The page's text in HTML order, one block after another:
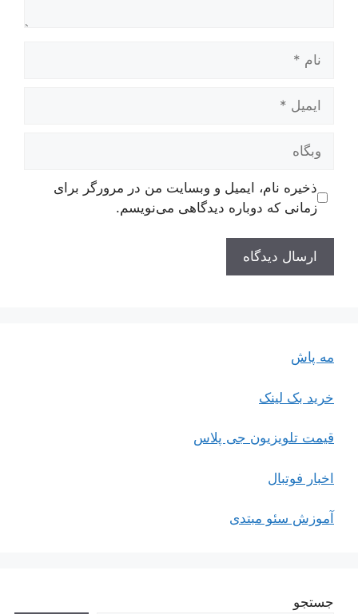
وبگاه
ذخیره نام، ایمیل و وبسایت من در مرورگر برای
زمانی که دوباره دیدگاهی می‌نویسم.
مه پاش
خرید بک لینک
قیمت تلویزیون جی پلاس
اخبار فوتبال
آموزش سئو مبتدی
جستجو